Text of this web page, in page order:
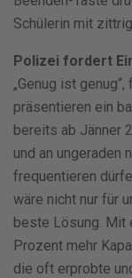
Schülerin mit
Polizei fordert
„Genug ist
präsentieren ein
bereits ab Jänner
und an ungeraden
frequentieren
wäre nicht nur für
beste Lösung. Mit
Prozent mehr
die oft erprobte